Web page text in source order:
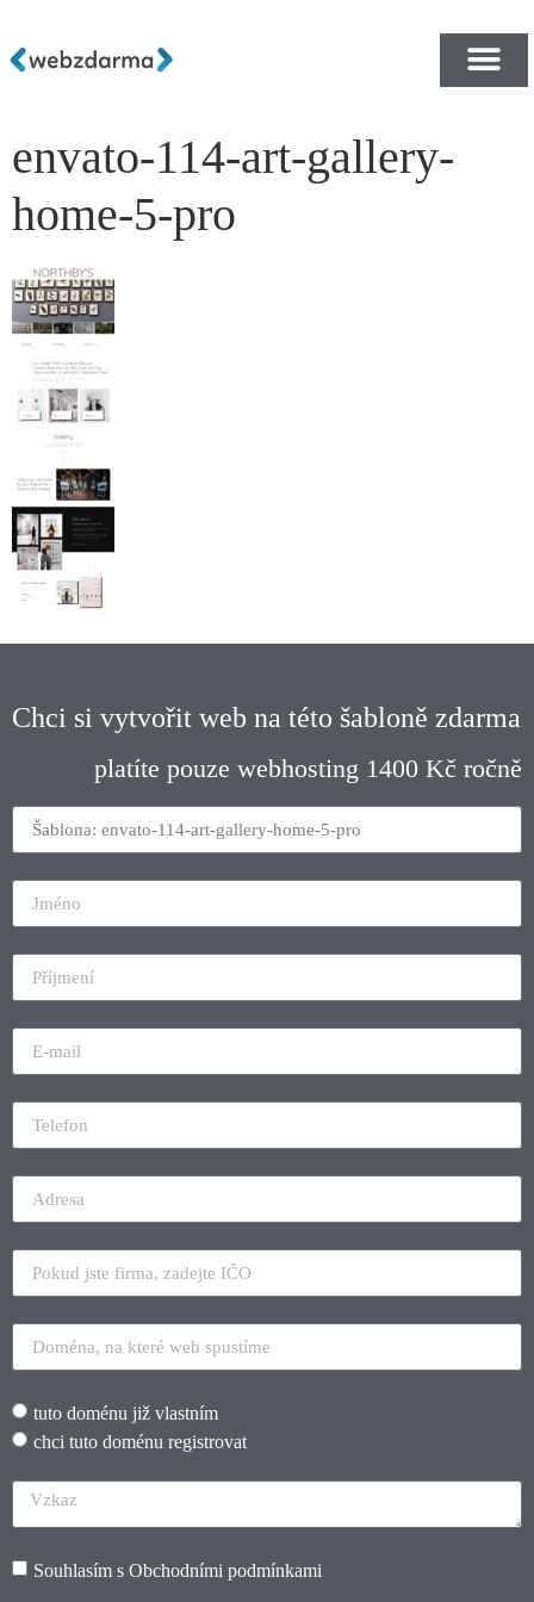
envato-114-art-gallery-
home-5-pro
Chci si vytvořit web na této šabloně zdarma
platíte pouze webhosting 1400 Kč ročně
tuto doménu již vlastním
chci tuto doménu registrovat
Souhlasím s Obchodními podmínkami